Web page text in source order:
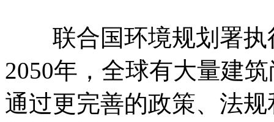
联合国环境规划署执
2050年，全球有大量建
通过更完善的政策、法